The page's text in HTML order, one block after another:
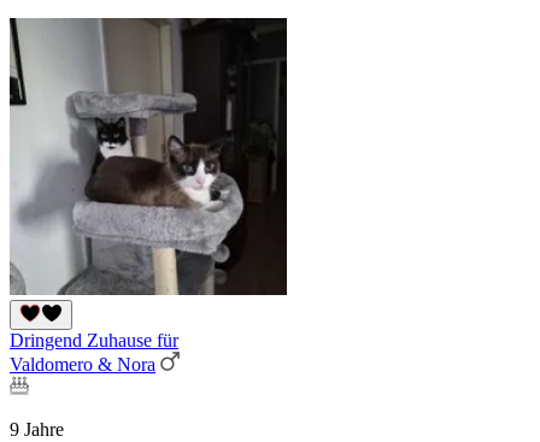
Dringend Zuhause für
Valdomero & Nora
9 Jahre